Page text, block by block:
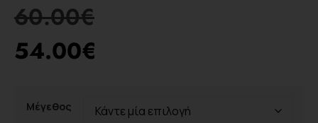
60.00€
54.00€
Μέγεθος